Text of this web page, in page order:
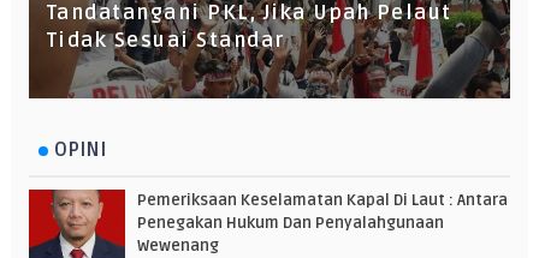
Tandatangani PKL, Jika Upah Pelaut
Tidak Sesuai Standar
OPINI
Pemeriksaan Keselamatan Kapal Di Laut : Antara
Penegakan Hukum Dan Penyalahgunaan
Wewenang